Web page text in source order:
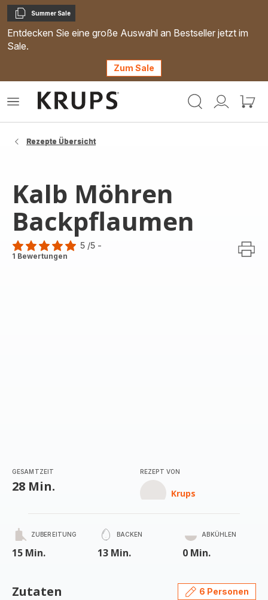
Kopieren
Summer Sale
Entdecken Sie eine große Auswahl an Bestseller jetzt im
Sale.
Zum Sale
Mein
Mein
Das
Rezepte Übersicht
Kalb Möhren
Backpflaumen
Bewertung
5 /5 -
1 Bewertungen
GESAMTZEIT
28 Min.
REZEPT VON
Krups
ZUBEREITUNG
15 Min.
BACKEN
13 Min.
ABKÜHLEN
0 Min.
Zutaten 6 Personen